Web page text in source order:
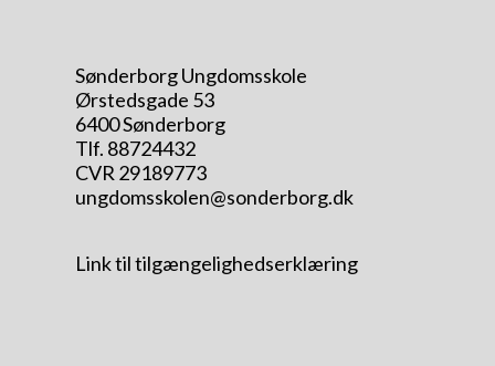
Sønderborg Ungdomsskole
Ørstedsgade 53
6400 Sønderborg
Tlf. 88724432
CVR 29189773
ungdomsskolen@sonderborg.dk
Link til tilgængelighedserklæring